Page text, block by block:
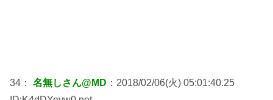
34： 名無しさん@MD ：2018/02/06(火) 05:01:40.25